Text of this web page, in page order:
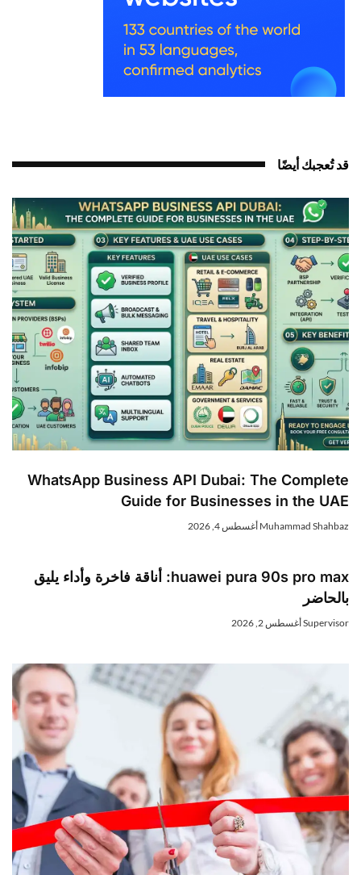
قد تُعجبك أيضًا
WhatsApp Business API Dubai: The Complete
Guide for Businesses in the UAE
Muhammad Shahbazأغسطس 4, 2026
huawei pura 90s pro max: أناقة فاخرة وأداء يليق
بالحاضر
Supervisorأغسطس 2, 2026